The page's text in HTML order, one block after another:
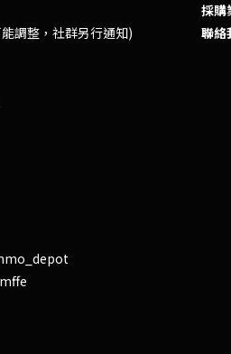
調整，社群另行通知)
採
聯